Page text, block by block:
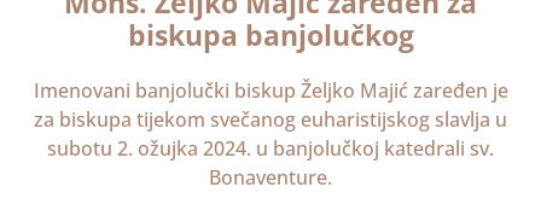
biskupa banjolučkog
Imenovani banjolučki biskup Željko Majić zaređen je
za biskupa tijekom svečanog euharistijskog slavlja u
subotu 2. ožujka 2024. u banjolučkoj katedrali sv.
Bonaventure.